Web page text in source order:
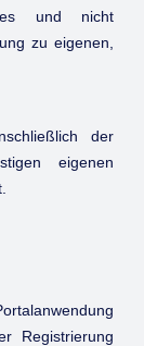
und nicht
zu eigenen,
der
eigenen
Registrierung